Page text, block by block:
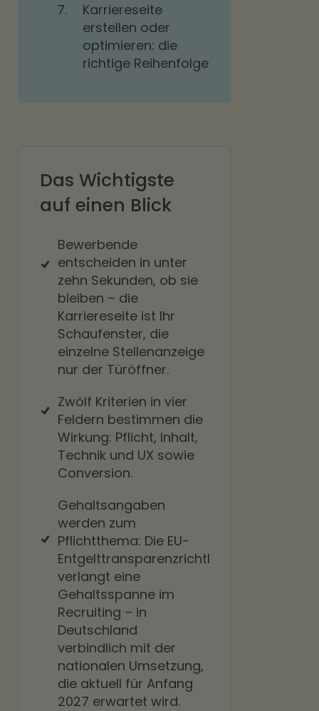
7.
Karriereseite
erstellen oder
optimieren: die
richtige Reihenfolge
Das Wichtigste
auf einen Blick
Bewerbende
entscheiden in unter
zehn Sekunden, ob sie
bleiben – die
Karriereseite ist Ihr
Schaufenster, die
einzelne Stellenanzeige
nur der Türöffner.
Zwölf Kriterien in vier
Feldern bestimmen die
Wirkung: Pflicht, Inhalt,
Technik und UX sowie
Conversion.
Gehaltsangaben
werden zum
Pflichtthema: Die EU-
Entgelttransparenzrichtlinie
verlangt eine
Gehaltsspanne im
Recruiting – in
Deutschland
verbindlich mit der
nationalen Umsetzung,
die aktuell für Anfang
2027 erwartet wird.